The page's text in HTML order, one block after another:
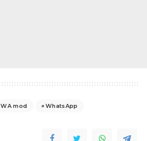
WA mod WhatsApp